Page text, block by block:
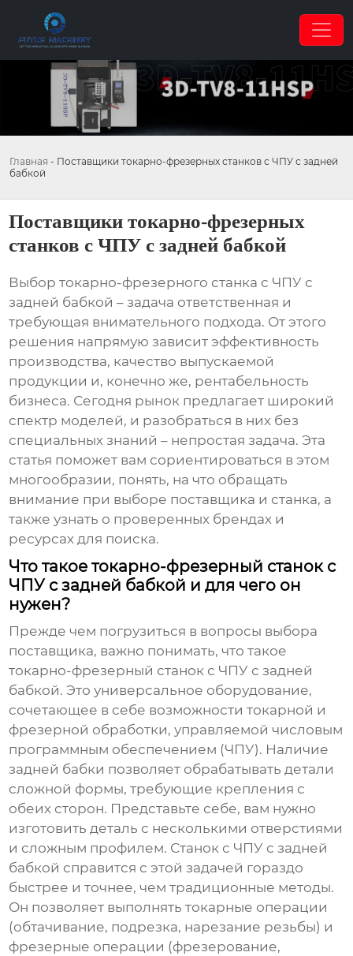
Главная - Поставщики токарно-фрезерных станков с ЧПУ с задней
бабкой
Поставщики токарно-фрезерных
станков с ЧПУ с задней бабкой
Выбортокарно-фрезерного станка с ЧПУ с
задней бабкой – задача ответственная и
требующая внимательного подхода. От этого
решения напрямую зависит эффективность
производства, качество выпускаемой
продукции и, конечно же, рентабельность
бизнеса. Сегодня рынок предлагает широкий
спектр моделей, и разобраться в них без
специальных знаний – непростая задача. Эта
статья поможет вам сориентироваться в этом
многообразии, понять, на что обращать
внимание при выборе поставщика и станка, а
также узнать о проверенных брендах и
ресурсах для поиска.
Что такое токарно-фрезерный станок с
ЧПУ с задней бабкой и для чего он
нужен?
Прежде чем погрузиться в вопросы выбора
поставщика, важно понимать, что такое
токарно-фрезерный станок с ЧПУ с задней
бабкой. Это универсальное оборудование,
сочетающее в себе возможности токарной и
фрезерной обработки, управляемой числовым
программным обеспечением (ЧПУ). Наличие
задней бабки позволяет обрабатывать детали
сложной формы, требующие крепления с
обеих сторон. Представьте себе, вам нужно
изготовить деталь с несколькими отверстиями
и сложным профилем. Станок с ЧПУ с задней
бабкой справится с этой задачей гораздо
быстрее и точнее, чем традиционные методы.
Он позволяет выполнять токарные операции
(обтачивание, подрезка, нарезание резьбы) и
фрезерные операции (фрезерование,